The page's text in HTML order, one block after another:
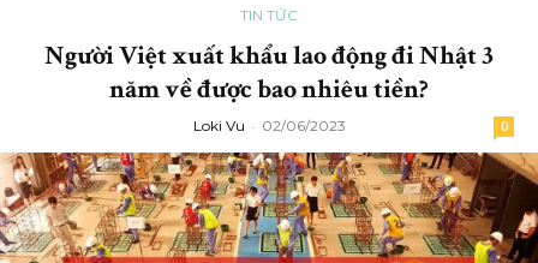
TIN TỨC
Người Việt xuất khẩu lao động đi Nhật 3
năm về được bao nhiêu tiền?
Loki Vu - 02/06/2023 0